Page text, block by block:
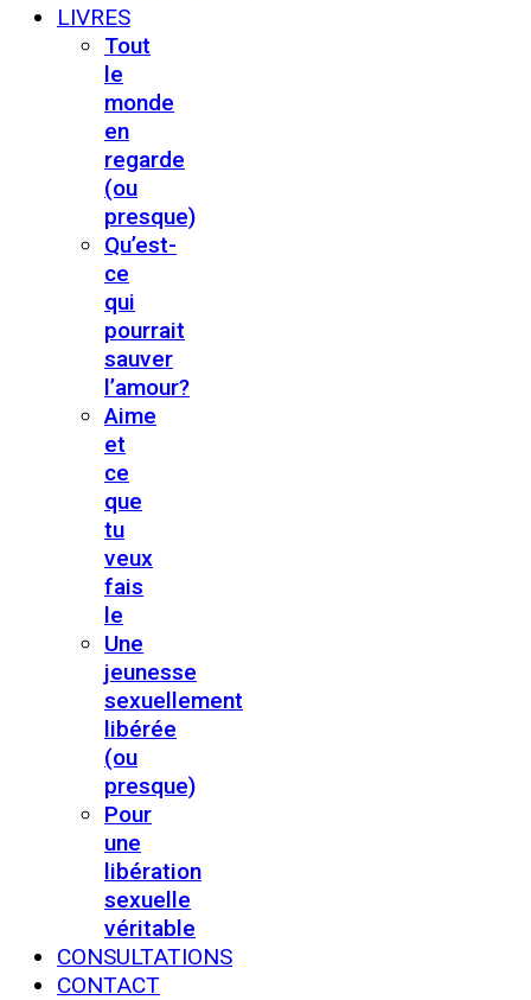
LIVRES
Tout
le
monde
en
regarde
(ou
presque)
Qu’est-
ce
qui
pourrait
sauver
l’amour?
Aime
et
ce
que
tu
veux
fais
le
Une
jeunesse
sexuellement
libérée
(ou
presque)
Pour
une
libération
sexuelle
véritable
CONSULTATIONS
CONTACT